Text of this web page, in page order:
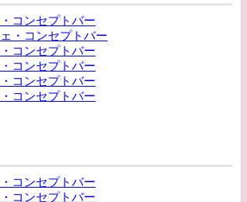
コンセプトバー
・コンセプトバー
コンセプトバー
コンセプトバー
コンセプトバー
コンセプトバー
コンセプトバー
コンセプトバー